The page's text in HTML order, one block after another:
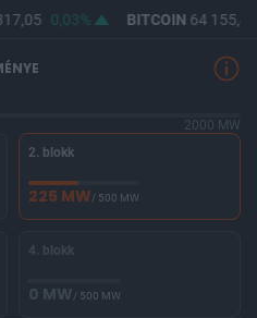
0,03% BITCOIN 64 155,46
2000 MW
2. blokk
225 MW/ 500 MW
4. blokk
0 MW/ 500 MW